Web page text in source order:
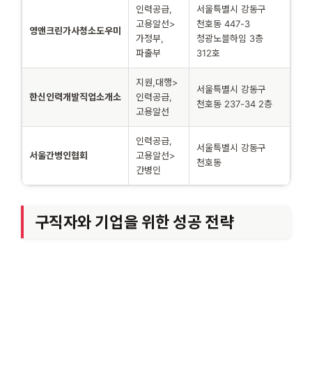
영앤크린가사청소도우미
인력공급,
고용알선>
가정부,
파출부
서울특별시 강동구
천호동 447-3
청광노블하임 3층
312호
한신인력개발직업소개소
지원,대행>
인력공급,
고용알선
서울특별시 강동구
천호동 237-34 2층
서울간병인협회
인력공급,
고용알선>
간병인
서울특별시 강동구
천호동
구직자와 기업을 위한 성공 전략